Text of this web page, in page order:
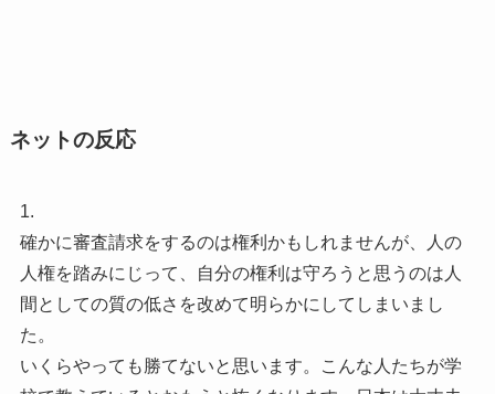
ネットの反応
1.
確かに審査請求をするのは権利かもしれませんが、人の
人権を踏みにじって、自分の権利は守ろうと思うのは人
間としての質の低さを改めて明らかにしてしまいまし
た。
いくらやっても勝てないと思います。こんな人たちが学